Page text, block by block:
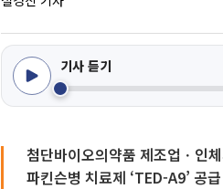
기사 듣기
첨단바이오의약품 제조업ㆍ인
파킨슨병 치료제 ‘TED-A9’ 공